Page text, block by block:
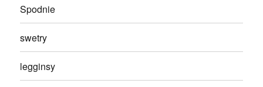
Spodnie
swetry
legginsy